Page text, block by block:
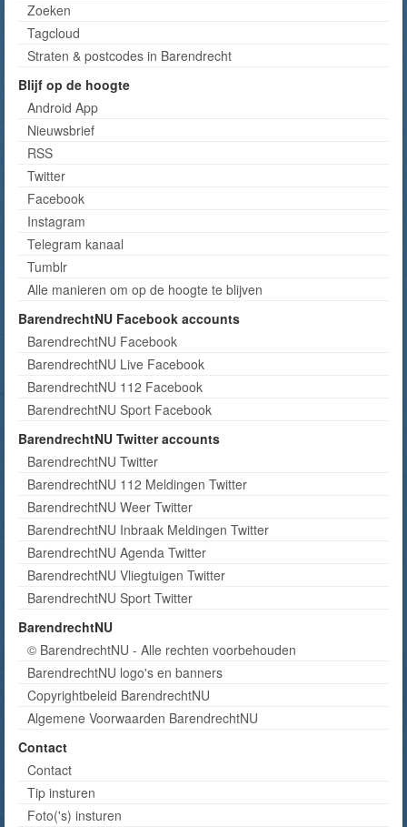
Zoeken
Tagcloud
Straten & postcodes in Barendrecht
Blijf op de hoogte
Android App
Nieuwsbrief
RSS
Twitter
Facebook
Instagram
Telegram kanaal
Tumblr
Alle manieren om op de hoogte te blijven
BarendrechtNU Facebook accounts
BarendrechtNU Facebook
BarendrechtNU Live Facebook
BarendrechtNU 112 Facebook
BarendrechtNU Sport Facebook
BarendrechtNU Twitter accounts
BarendrechtNU Twitter
BarendrechtNU 112 Meldingen Twitter
BarendrechtNU Weer Twitter
BarendrechtNU Inbraak Meldingen Twitter
BarendrechtNU Agenda Twitter
BarendrechtNU Vliegtuigen Twitter
BarendrechtNU Sport Twitter
BarendrechtNU
© BarendrechtNU - Alle rechten voorbehouden
BarendrechtNU logo's en banners
Copyrightbeleid BarendrechtNU
Algemene Voorwaarden BarendrechtNU
Contact
Contact
Tip insturen
Foto('s) insturen